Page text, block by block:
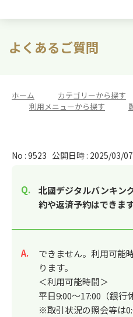
よくあるご質問
ホーム カテゴリーから探す
利用メニューから探す
No : 9523 公開日時 : 2025/03/
北國デジタルバンキン
約や返済予約はできま
回答
できません。利用可能
ります。
＜利用可能時間＞
平日9:00～17:00（銀行
※取引状況の照会等は